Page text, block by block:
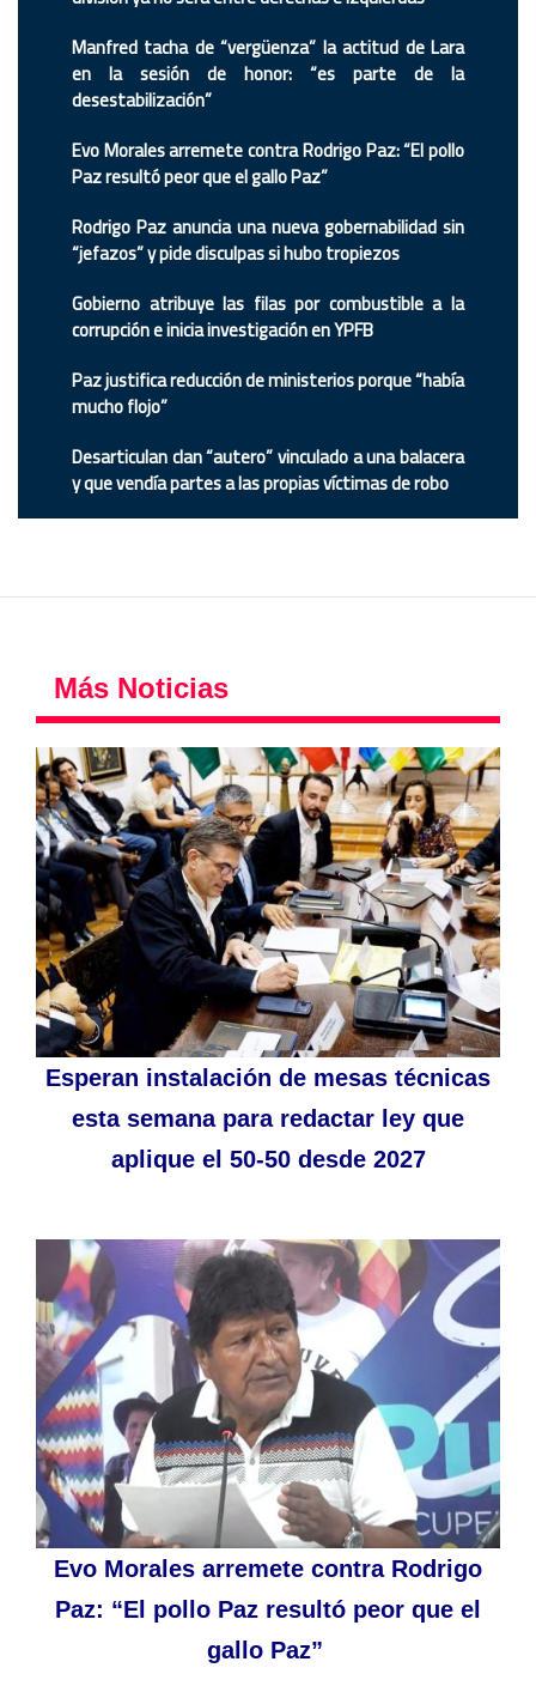
Manfred tacha de “vergüenza” la actitud de Lara
en la sesión de honor: “es parte de la
desestabilización”
Evo Morales arremete contra Rodrigo Paz: “El pollo
Paz resultó peor que el gallo Paz”
Rodrigo Paz anuncia una nueva gobernabilidad sin
“jefazos” y pide disculpas si hubo tropiezos
Gobierno atribuye las filas por combustible a la
corrupción e inicia investigación en YPFB
Paz justifica reducción de ministerios porque “había
mucho flojo”
Desarticulan clan “autero” vinculado a una balacera
y que vendía partes a las propias víctimas de robo
Más Noticias
Esperan instalación de mesas técnicas
esta semana para redactar ley que
aplique el 50-50 desde 2027
Evo Morales arremete contra Rodrigo
Paz: “El pollo Paz resultó peor que el
gallo Paz”